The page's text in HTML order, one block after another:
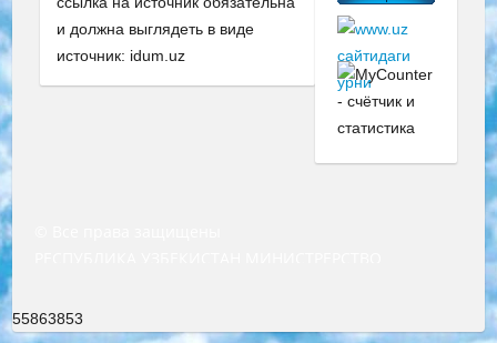
и должна выглядеть в виде
источник: idum.uz
55863853